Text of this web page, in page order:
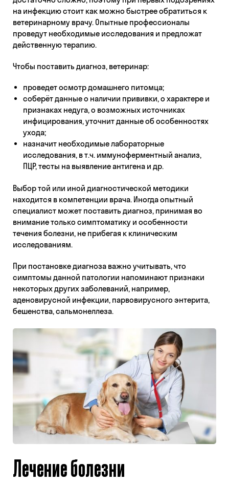
на инфекцию стоит как можно быстрее обратиться к
ветеринарному врачу. Опытные профессионалы
проведут необходимые исследования и предложат
действенную терапию.
Чтобы поставить диагноз, ветеринар:
проведет осмотр домашнего питомца;
соберёт данные о наличии прививки, о характере и
признаках недуга, о возможных источниках
инфицирования, уточнит данные об особенностях
ухода;
назначит необходимые лабораторные
исследования, в т.ч. иммуноферментный анализ,
ПЦР, тесты на выявление антигена и др.
Выбор той или иной диагностической методики
находится в компетенции врача. Иногда опытный
специалист может поставить диагноз, принимая во
внимание только симптоматику и особенности
течения болезни, не прибегая к клиническим
исследованиям.
При постановке диагноза важно учитывать, что
симптомы данной патологии напоминают признаки
некоторых других заболеваний, например,
аденовирусной инфекции, парвовирусного энтерита,
бешенства, сальмонеллеза.
Лечение болезни